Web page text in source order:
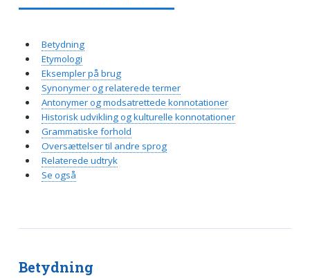
Betydning
Betydning
Etymologi
Eksempler på brug
Synonymer og relaterede termer
Antonymer og modsatrettede konnotationer
Historisk udvikling og kulturelle konnotationer
Grammatiske forhold
Oversættelser til andre sprog
Relaterede udtryk
Se også